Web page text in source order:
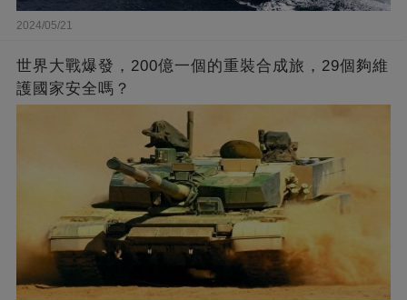
2024/05/21
世界大戰爆發，200億一個的重裝合成旅，29個夠維
護國家安全嗎？